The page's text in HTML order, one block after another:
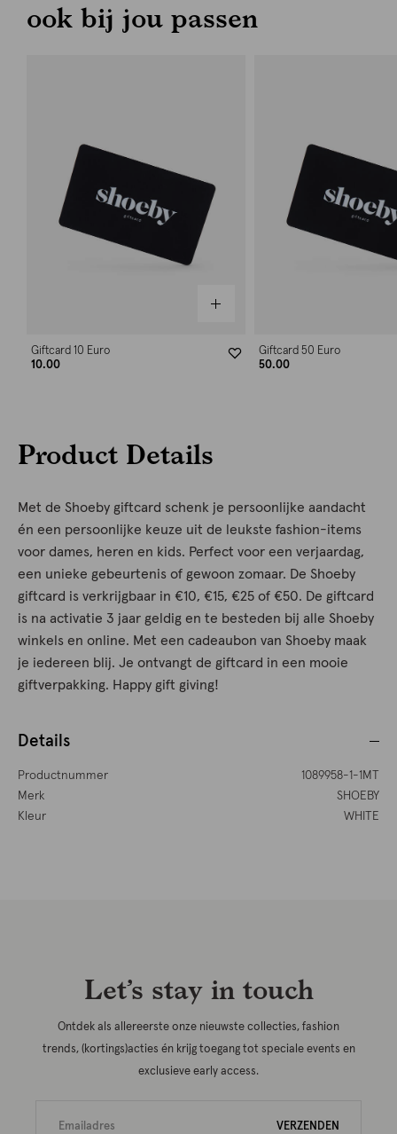
ook bij jou passen
Giftcard 10 Euro
10.00
Giftcard 50 Euro
50.00
Product Details
Met de Shoeby giftcard schenk je persoonlijke aandacht
én een persoonlijke keuze uit de leukste fashion-items
voor dames, heren en kids. Perfect voor een verjaardag,
een unieke gebeurtenis of gewoon zomaar. De Shoeby
giftcard is verkrijgbaar in €10, €15, €25 of €50. De giftcard
is na activatie 3 jaar geldig en te besteden bij alle Shoeby
winkels en online. Met een cadeaubon van Shoeby maak
je iedereen blij. Je ontvangt de giftcard in een mooie
giftverpakking. Happy gift giving!
Details
Productnummer
1089958-1-1MT
Merk
SHOEBY
Kleur
WHITE
Let’s stay in touch
Ontdek als allereerste onze nieuwste collecties, fashion
trends, (kortings)acties én krijg toegang tot speciale events en
exclusieve early access.
VERZENDEN